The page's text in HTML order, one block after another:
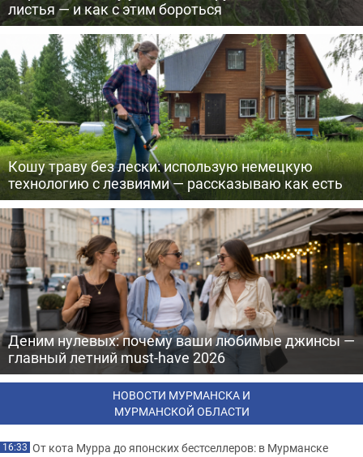
листья — и как с этим бороться
Кошу траву без лески: использую немецкую
технологию с лезвиями — рассказываю как есть
Деним нулевых: почему ваши любимые джинсы —
главный летний must-have 2026
НОВОСТИ МУРМАНСКА И
МУРМАНСКОЙ ОБЛАСТИ
16:33 От кота Мурра до японских бестселлеров: в Мурманске